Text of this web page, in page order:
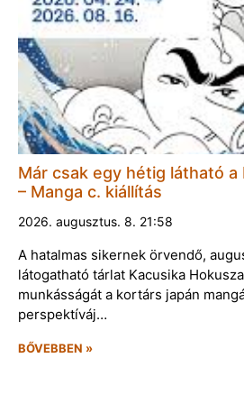
Már csak egy hétig látható a
– Manga c. kiállítás
2026. augusztus. 8. 21:58
A hatalmas sikernek örvendő,
látogatható tárlat Kacusika
munkásságát a kortárs japán
perspektíváj…
BŐVEBBEN »